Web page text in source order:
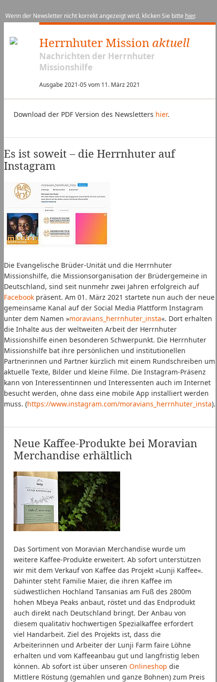
Wenn der Newsletter nicht korrekt angezeigt wird, klicken Sie bitte hier.
Herrnhuter Mission aktuell
Nachrichten der Herrnhuter
Missionshilfe
Ausgabe 2021-05 vom 11. März 2021
Download der PDF Version des Newsletters hier.
Es ist soweit – die Herrnhuter auf
Instagram
Die Evangelische Brüder-Unität und die Herrnhuter
Missionshilfe, die Missionsorganisation der Brüdergemeine in
Deutschland, sind seit nunmehr zwei Jahren erfolgreich auf
Facebook präsent. Am 01. März 2021 startete nun auch der neue
gemeinsame Kanal auf der Social Media Plattform Instagram
unter dem Namen »moravians_herrnhuter_insta«. Dort erhalten
die Inhalte aus der weltweiten Arbeit der Herrnhuter
Missionshilfe einen besonderen Schwerpunkt. Die Herrnhuter
Missionshilfe bat ihre persönlichen und institutionellen
Partnerinnen und Partner kürzlich mit einem Rundschreiben um
aktuelle Texte, Bilder und kleine Filme. Die Instagram-Präsenz
kann von Interessentinnen und Interessenten auch im Internet
besucht werden, ohne dass eine mobile App installiert werden
muss. (https://www.instagram.com/moravians_herrnhuter_insta).
Neue Kaffee-Produkte bei Moravian
Merchandise erhältlich
Das Sortiment von Moravian Merchandise wurde um
weitere Kaffee-Produkte erweitert. Ab sofort unterstützen
wir mit dem Verkauf von Kaffee das Projekt »Lunji Kaffee«.
Dahinter steht Familie Maier, die ihren Kaffee im
südwestlichen Hochland Tansanias am Fuß des 2800m
hohen Mbeya Peaks anbaut, röstet und das Endprodukt
auch direkt nach Deutschland bringt. Der Anbau von
diesem qualitativ hochwertigen Spezialkaffee erfordert
viel Handarbeit. Ziel des Projekts ist, dass die
Arbeiterinnen und Arbeiter der Lunji Farm faire Löhne
erhalten und vom Kaffeeanbau gut und langfristig leben
können. Ab sofort ist über unseren Onlineshop die
Mittlere Röstung (gemahlen und ganze Bohnen) zum Preis